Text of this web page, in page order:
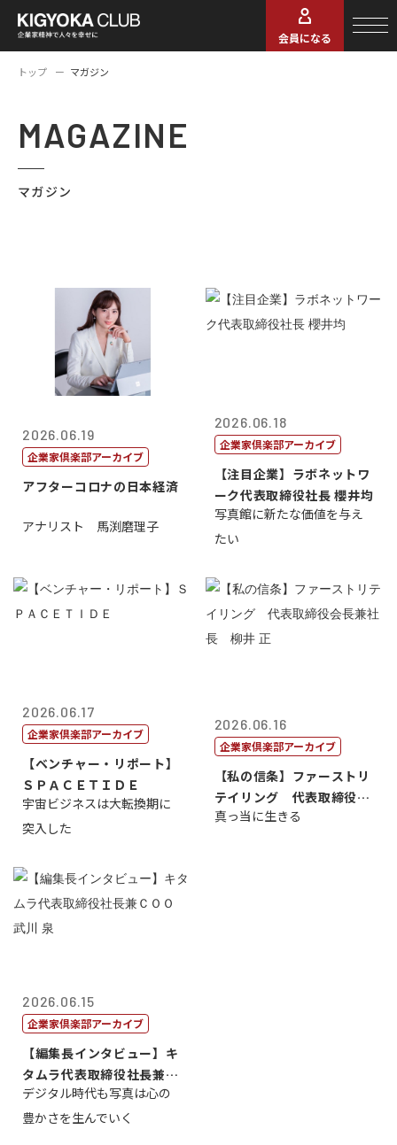
会員になる
トップ マガジン
MAGAZINE
マガジン
2026.06.19
企業家倶楽部アーカイブ
アフターコロナの日本経済
アナリスト 馬渕磨理子
2026.06.18
企業家倶楽部アーカイブ
【注目企業】ラボネットワ
ーク代表取締役社長 櫻井均
写真館に新たな価値を与え
たい
2026.06.17
企業家倶楽部アーカイブ
【ベンチャー・リポート】
ＳＰＡＣＥＴＩＤＥ
宇宙ビジネスは大転換期に
突入した
2026.06.16
企業家倶楽部アーカイブ
【私の信条】ファーストリ
テイリング 代表取締役会
長兼社長 柳...
真っ当に生きる
2026.06.15
企業家倶楽部アーカイブ
【編集長インタビュー】キ
タムラ代表取締役社長兼Ｃ
ＯＯ 武川 ...
デジタル時代も写真は心の
豊かさを生んでいく